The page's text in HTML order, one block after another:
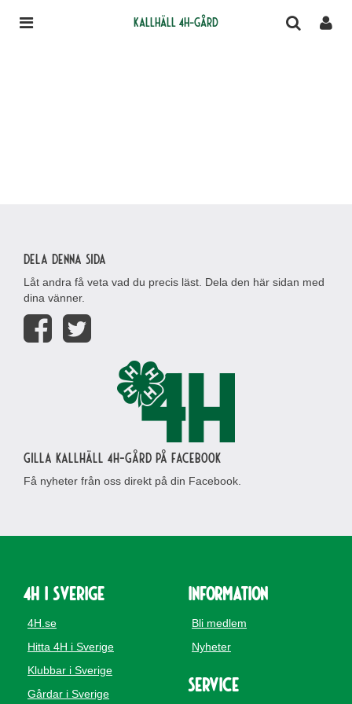
Kallhäll 4H-gård
Dela denna sida
Låt andra få veta vad du precis läst. Dela den här sidan med
dina vänner.
Gilla Kallhäll 4H-gård på Facebook
Få nyheter från oss direkt på din Facebook.
4H i Sverige
4H.se
Hitta 4H i Sverige
Klubbar i Sverige
Gårdar i Sverige
Information
Bli medlem
Nyheter
Service